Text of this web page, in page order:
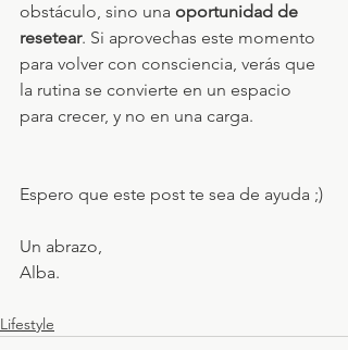
obstáculo, sino una oportunidad de
resetear. Si aprovechas este momento
para volver con consciencia, verás que
la rutina se convierte en un espacio
para crecer, y no en una carga.
Espero que este post te sea de ayuda ;)
Un abrazo,
Alba.
Lifestyle